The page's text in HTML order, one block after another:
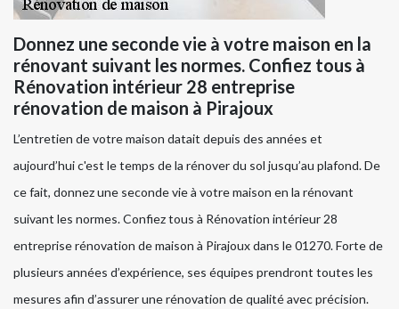
Donnez une seconde vie à votre maison en la
rénovant suivant les normes. Confiez tous à
Rénovation intérieur 28 entreprise
rénovation de maison à Pirajoux
L’entretien de votre maison datait depuis des années et
aujourd’hui c'est le temps de la rénover du sol jusqu’au plafond. De
ce fait, donnez une seconde vie à votre maison en la rénovant
suivant les normes. Confiez tous à Rénovation intérieur 28
entreprise rénovation de maison à Pirajoux dans le 01270. Forte de
plusieurs années d’expérience, ses équipes prendront toutes les
mesures afin d’assurer une rénovation de qualité avec précision.